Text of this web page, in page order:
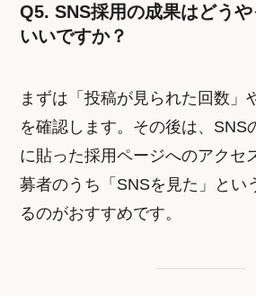
Q5. SNS採用の成果はどう
いいですか？
まずは「投稿が見られた回数」
を確認します。その後は、SNS
に貼った採用ページへのアクセ
募者のうち「SNSを見た」とい
るのがおすすめです。